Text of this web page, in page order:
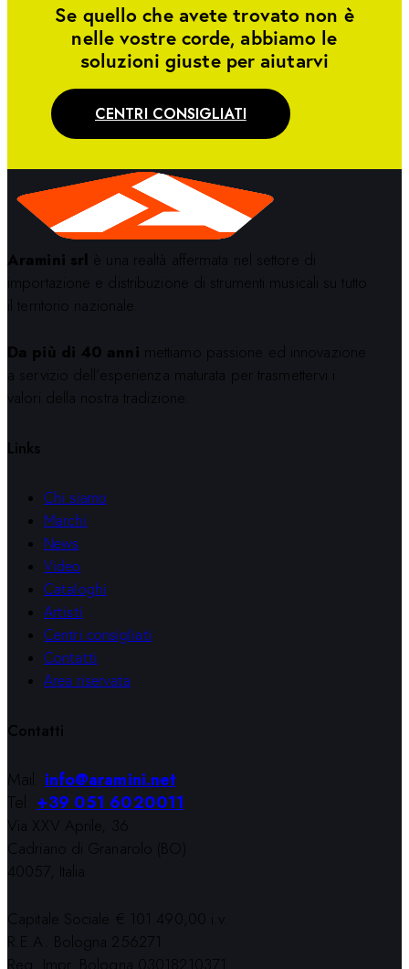
Se quello che avete trovato non è
nelle vostre corde, abbiamo le
soluzioni giuste per aiutarvi
CENTRI CONSIGLIATI
Aramini srl è una realtà affermata nel settore di
importazione e distribuzione di strumenti musicali su tutto
il territorio nazionale.
Da più di 40 anni mettiamo passione ed innovazione
a servizio dell’esperienza maturata per trasmettervi i
valori della nostra tradizione.
Links
Chi siamo
Marchi
News
Video
Cataloghi
Artisti
Centri consigliati
Contatti
Area riservata
Contatti
Mail:info@aramini.net
Tel:+39 051 6020011
Via XXV Aprile, 36
Cadriano di Granarolo (BO)
40057, Italia
Capitale Sociale € 101.490,00 i.v.
R.E.A. Bologna 256271
Reg. Impr. Bologna 03018210371